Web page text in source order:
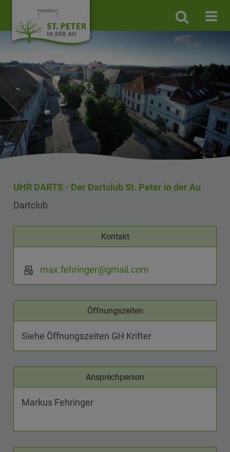
Site
search
toggle
UHR DARTS - Der Dartclub St. Peter in der Au
Dartclub
Kontakt
max.fehringer@gmail.com
Öffnungszeiten
Siehe Öffnungszeiten GH Krifter
Ansprechperson
Markus Fehringer